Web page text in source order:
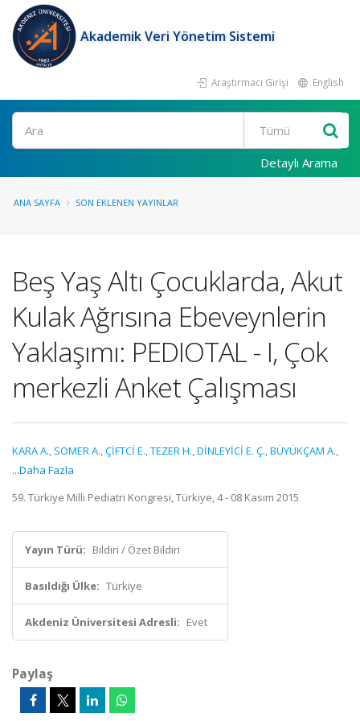
Akademik Veri Yönetim Sistemi
Araştırmacı Girişi English
Ara
Detaylı Arama
ANA SAYFA SON EKLENEN YAYINLAR
Beş Yaş Altı Çocuklarda, Akut
Kulak Ağrısına Ebeveynlerin
Yaklaşımı: PEDIOTAL - I, Çok
merkezli Anket Çalışması
KARA A., SOMER A.,ÇİFTCİ E.,TEZER H.,DİNLEYİCİ E. Ç.,BÜYÜKÇAM A.,
...Daha Fazla
59. Türkiye Milli Pediatri Kongresi, Türkiye, 4 - 08 Kasım 2015
Yayın Türü: Bildiri / Özet Bildiri
Basıldığı Ülke: Türkiye
Akdeniz Üniversitesi Adresli: Evet
Paylaş